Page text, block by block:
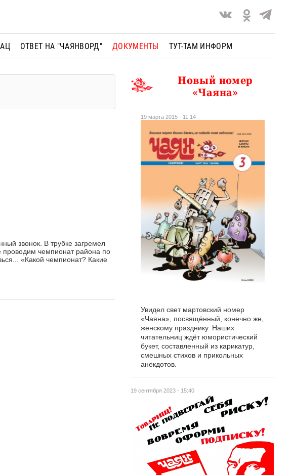
ОТВЕТ НА "ЧАЯНВОРД" ДОКУМЕНТЫ ТУТ-ТАМ ИНФОРМ
звонок. В трубке загремел
проводим чемпионат района по
«Какой чемпионат? Какие
19 сентября 2023 - 15:40
Новый номер
«Чаяна»
19 марта 2015 - 11:14
Увидел свет мартовский номер
«Чаяна», посвящённый, конечно же,
женскому празднику. Наших
читательниц ждёт юмористический
букет, составленный из карикатур,
смешных стихов и прикольных
анекдотов.